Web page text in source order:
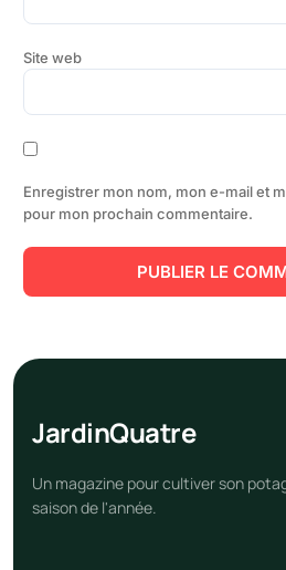
Site web
Enregistrer mon nom, mon e-mail et
pour mon prochain commentaire.
JardinQuatre
Un magazine pour cultiver son
saison de l'année.